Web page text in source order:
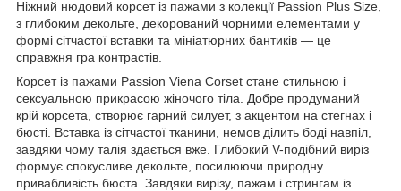
Ніжний нюдовий корсет із пажами з колекції Passion Plus Size,
з глибоким декольте, декорований чорними елементами у
формі сітчастої вставки та мініатюрних бантиків — це
справжня гра контрастів.
Корсет із пажами Passion Viena Corset стане стильною і
сексуальною прикрасою жіночого тіла. Добре продуманий
крій корсета, створює гарний силует, з акцентом на стегнах і
бюсті. Вставка із сітчастої тканини, немов ділить боді навпіл,
завдяки чому талія здається вже. Глибокий V-подібний виріз
формує спокусливе декольте, посилюючи природну
привабливість бюста. Завдяки вирізу, пажам і стрингам із